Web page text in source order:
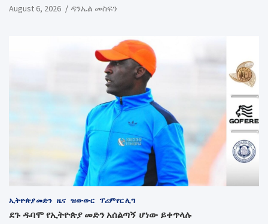
August 6, 2026 ዳንኤል መስፍን
ኢትዮጵያ መድን ዜና ዝውውር ፕሪምየር ሊግ
ደጉ ዱባሞ የኢትዮጵያ መድን አሰልጣኝ ሆነው ይቀጥላሉ